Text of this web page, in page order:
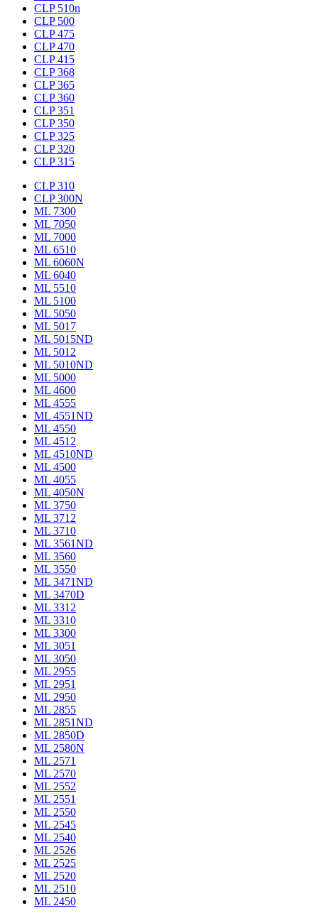
CLP 510n
CLP 500
CLP 475
CLP 470
CLP 415
CLP 368
CLP 365
CLP 360
CLP 351
CLP 350
CLP 325
CLP 320
CLP 315
CLP 310
CLP 300N
ML 7300
ML 7050
ML 7000
ML 6510
ML 6060N
ML 6040
ML 5510
ML 5100
ML 5050
ML 5017
ML 5015ND
ML 5012
ML 5010ND
ML 5000
ML 4600
ML 4555
ML 4551ND
ML 4550
ML 4512
ML 4510ND
ML 4500
ML 4055
ML 4050N
ML 3750
ML 3712
ML 3710
ML 3561ND
ML 3560
ML 3550
ML 3471ND
ML 3470D
ML 3312
ML 3310
ML 3300
ML 3051
ML 3050
ML 2955
ML 2951
ML 2950
ML 2855
ML 2851ND
ML 2850D
ML 2580N
ML 2571
ML 2570
ML 2552
ML 2551
ML 2550
ML 2545
ML 2540
ML 2526
ML 2525
ML 2520
ML 2510
ML 2450